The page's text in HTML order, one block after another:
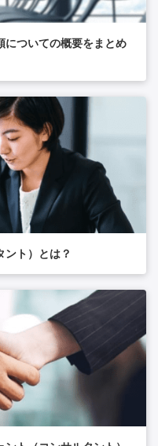
についての概要をまとめ
ント）とは？